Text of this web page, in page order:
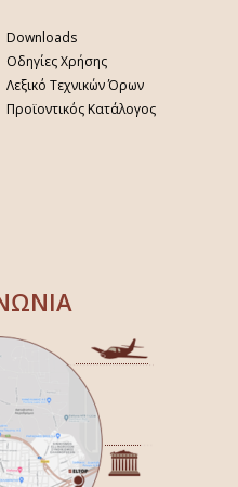
Downloads
Οδηγίες Χρήσης
Λεξικό Τεχνικών Όρων
Προϊοντικός Κατάλογος